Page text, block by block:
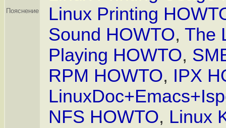
Пояснение
Linux Printing
Sound HOWTO, The
Playing HOWTO,
RPM HOWTO, IPX
NFS HOWTO, Linux